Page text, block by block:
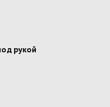
рукой